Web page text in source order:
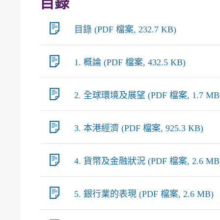
目錄 (PDF 檔案, 232.7 KB)
1. 概論 (PDF 檔案, 432.5 KB)
2. 全球環境及展望 (PDF 檔案, 1.7
3. 本港經濟 (PDF 檔案, 925.3 KB)
4. 貨幣及金融狀況 (PDF 檔案, 2.6
5. 銀行業的表現 (PDF 檔案, 2.6 MB)